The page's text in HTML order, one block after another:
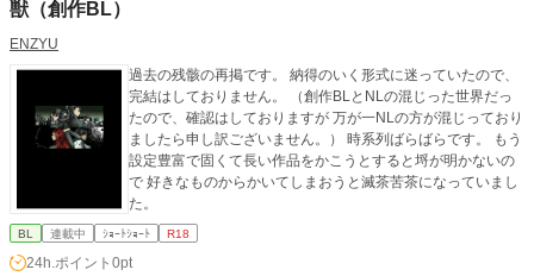
獣（創作BL）
ENZYU
過去の残骸の再掲です。 納得のいく形式に迷っていたので、
完結はしておりません。 （創作BLとNLの混じった世界だっ
たので、確認はしておりますが 万が一NLの方が混じっており
ましたら申し訳ございません。） 時系列ばらばらです。 もう
設定豊富で固くて長い作品をかこうとすると埒が明かないの
で 好きなものからかいてしまおうと滅茶苦茶になっていまし
た。
BL 連載中 ｼｮｰﾄｼｮｰﾄ R18
24h.ポイント 0pt